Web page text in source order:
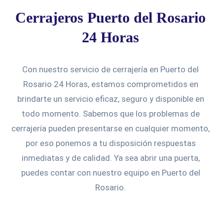
Cerrajeros Puerto del Rosario
24 Horas
Con nuestro servicio de cerrajería en Puerto del
Rosario 24 Horas, estamos comprometidos en
brindarte un servicio eficaz, seguro y disponible en
todo momento. Sabemos que los problemas de
cerrajería pueden presentarse en cualquier momento,
por eso ponemos a tu disposición respuestas
inmediatas y de calidad. Ya sea abrir una puerta,
puedes contar con nuestro equipo en Puerto del
Rosario.